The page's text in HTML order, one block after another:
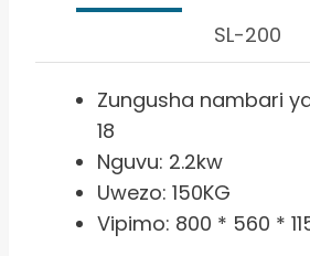
SL-200
Zungusha nambari
18
Nguvu: 2.2kw
Uwezo: 150KG
Vipimo: 800 * 560 *